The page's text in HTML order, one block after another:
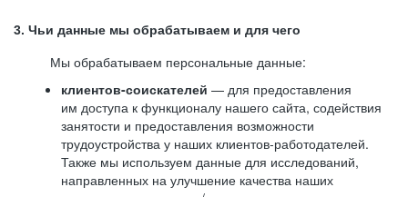
3. Чьи данные мы обрабатываем и для чего
Мы обрабатываем персональные данные:
клиентов-соискателей — для предоставления
им доступа к функционалу нашего сайта, содействия
занятости и предоставления возможности
трудоустройства у наших клиентов-работодателей.
Также мы используем данные для исследований,
направленных на улучшение качества наших